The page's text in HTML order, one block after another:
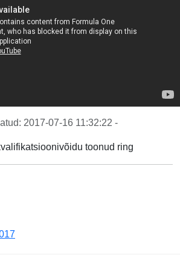
2017-07-16 11:32:22 -
toonud ring